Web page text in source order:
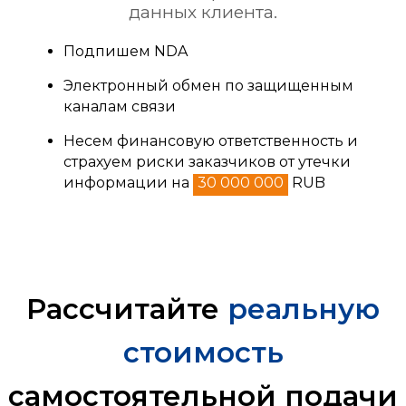
данных клиента.
Подпишем NDA
Электронный обмен по защищенным
каналам связи
Несем финансовую ответственность и
страхуем риски заказчиков от утечки
информации на 30 000 000 RUB
Рассчитайте реальную
стоимость
самостоятельной подачи